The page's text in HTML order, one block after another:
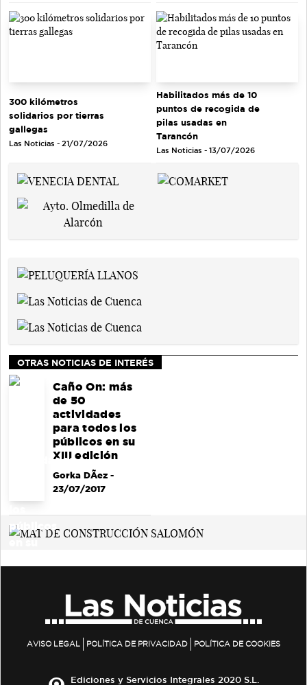
300 kilómetros
solidarios por tierras
gallegas
Las Noticias - 21/07/2026
Habilitados más de 10
puntos de recogida de
pilas usadas en
Tarancón
Las Noticias - 13/07/2026
OTRAS NOTICIAS DE INTERÉS
Caño On: más
de 50
actividades
para todos los
públicos en su
XIII edición
Gorka DÃ­ez-
23/07/2017
AVISO LEGAL POLÍTICA DE PRIVACIDAD POLÍTICA DE COOKIES
Ediciones y Servicios Integrales 2020 S.L.